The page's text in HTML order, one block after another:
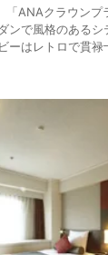
「ANAクラウンプ
ンで風格のある
ーはレトロで貫禄